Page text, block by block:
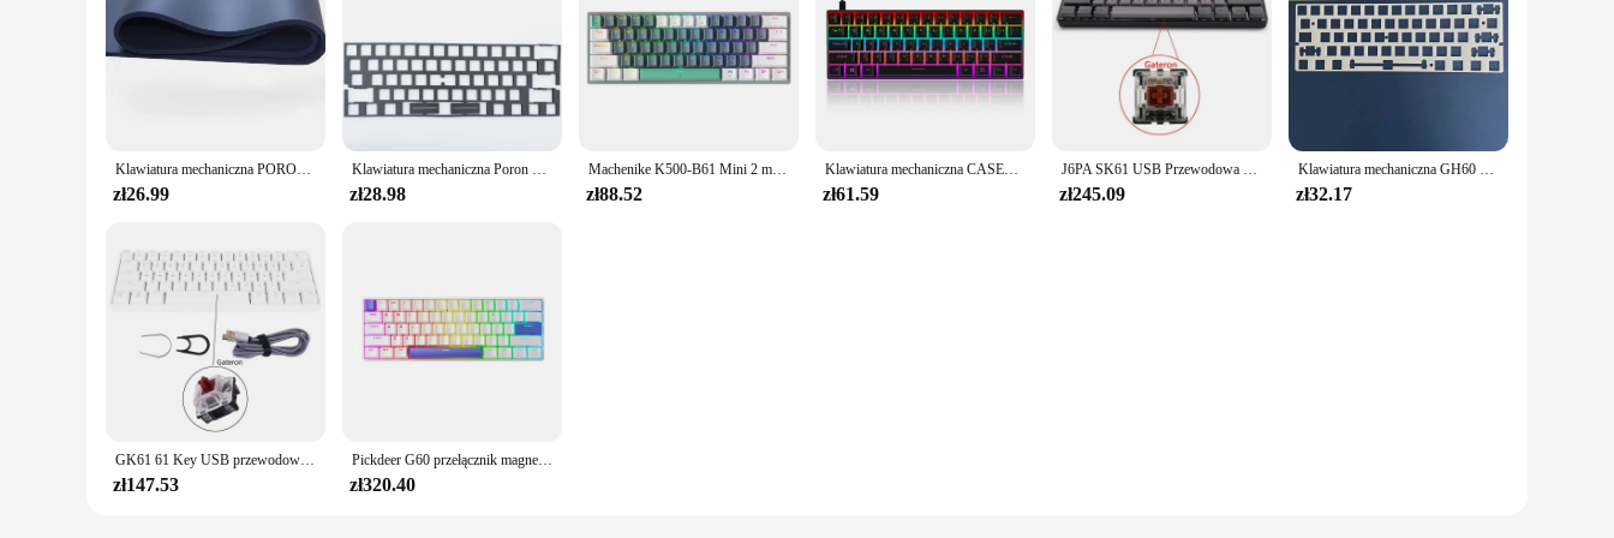
Klawiatura mechaniczna PORON Bottom bawełniana kanapka cicha pianka 61 64 68 84 87 96 98 104 zestaw kluczy pochłaniająca hałas podkładka do gier Rogers
zł26.99
Klawiatura mechaniczna Poron Sandwich miękka bawełniana tłumik podkładki dźwiękochłonna pianka 61 64 68 75 84 87 96 108 przełącznik kluczykowy tłumiki
zł28.98
Machenike K500-B61 Mini 2 mechaniczna klawiatura 60% współczynnika formy 61-klawiszowa przewodowa klawiatura do gier z możliwością wymiany podczas pracy NKRO RGB podświetlany na PC
zł88.52
Klawiatura mechaniczna CASEPOKE 661 klawiszy niebieski przełącznik czerwony przełącznik brązowy przełącznik klawiatura z możliwością wymiany podczas pracy akcesoria biurowe klawiatura do gier
zł61.59
J6PA SK61 USB Przewodowa mechaniczna klawiatura do gier 60% kompaktowa 61 klawiszy Podświetlana diodami LED RGB
zł245.09
Klawiatura mechaniczna GH60 61 Układ ANSI Płytka POM 3 w 1 Silence Foam Pełny zestaw wewnętrzny opcjonalnie
zł32.17
GK61 61 Key USB przewodowy podświetlany diodami LED oś mechaniczna klawiatura gamingowa na pulpit Jy17 19 Dropship
zł147.53
Pickdeer G60 przełącznik magnetyczny klawiatura do gier szybki wyzwalacz 61 klawiszy kompaktowa mechaniczna przewodowa klawiatura z podświetleniem RGB
zł320.40